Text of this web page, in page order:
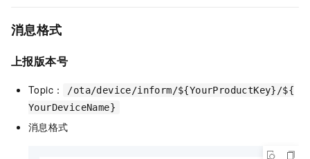
消息格式
上报版本号
Topic：
/ota/device/inform/${YourProductKey}/${
YourDeviceName}
消息格式